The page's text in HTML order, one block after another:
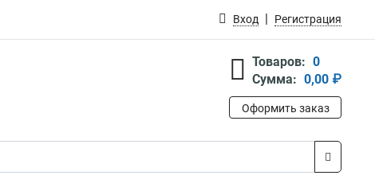
Вход Регистрация
Товаров: 0
Сумма: 0,00 ₽
Оформить заказ